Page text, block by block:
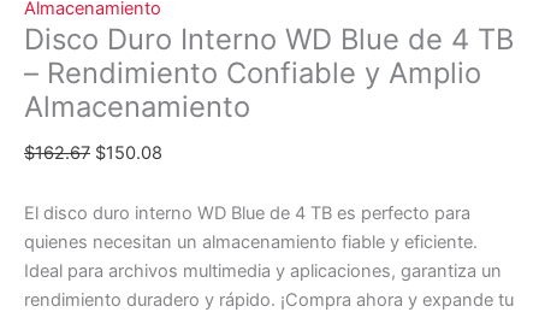
Almacenamiento
Disco Duro Interno WD Blue de 4 TB
– Rendimiento Confiable y Amplio
Almacenamiento
$162.67 $150.08
El disco duro interno WD Blue de 4 TB es perfecto para
quienes necesitan un almacenamiento fiable y eficiente.
Ideal para archivos multimedia y aplicaciones, garantiza un
rendimiento duradero y rápido. ¡Compra ahora y expande tu